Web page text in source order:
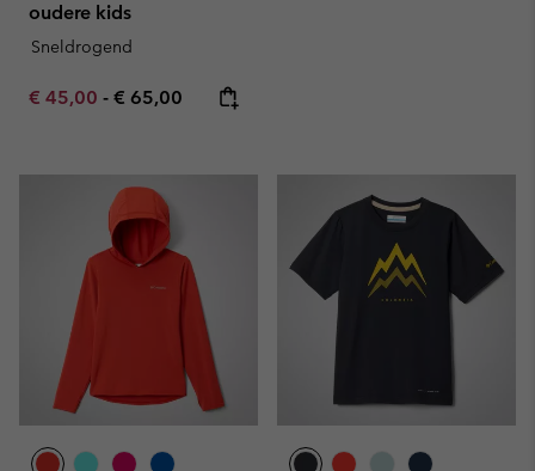
oudere kids
Sneldrogend
Minimum sale price:
€ 45,00 - Maximum price:
€ 65,00